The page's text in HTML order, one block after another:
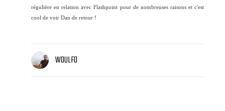
régulière en relation avec Flashpoint pour de nombreuses raisons et c'est
cool de voir Dan de retour !
WOULFO